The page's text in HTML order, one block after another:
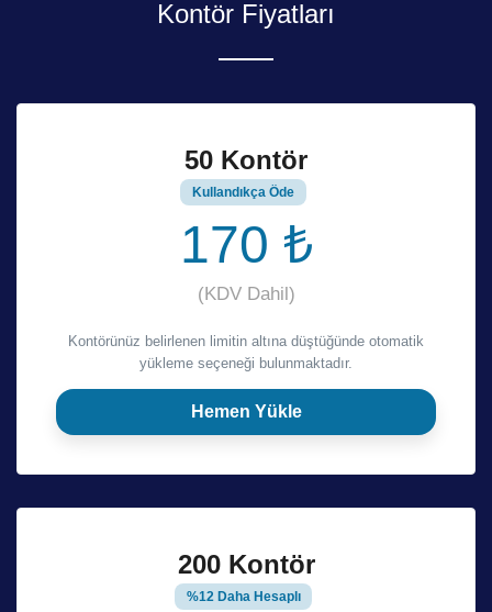
Kontör Fiyatları
50 Kontör
Kullandıkça Öde
170 ₺
(KDV Dahil)
Kontörünüz belirlenen limitin altına düştüğünde otomatik
yükleme seçeneği bulunmaktadır.
Hemen Yükle
200 Kontör
%12 Daha Hesaplı